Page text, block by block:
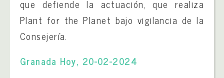
que defiende la actuación, que realiza
Plant for the Planet bajo vigilancia de la
Consejería.
Granada Hoy, 20-02-2024